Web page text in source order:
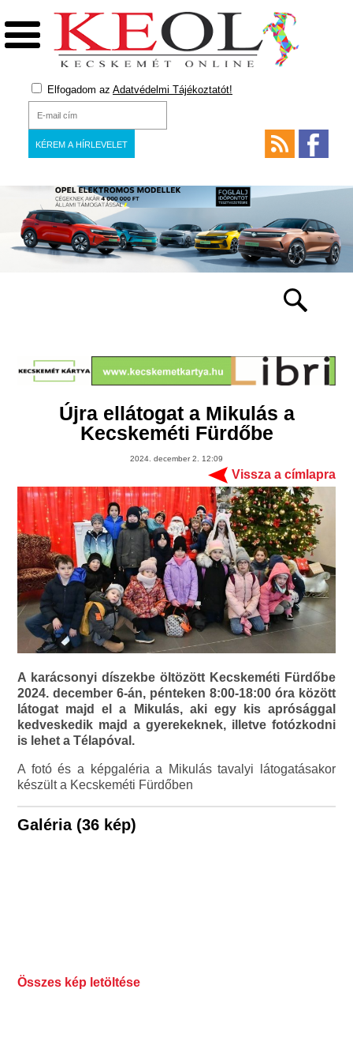
Elfogadom az Adatvédelmi Tájékoztatót!
Újra ellátogat a Mikulás a
Kecskeméti Fürdőbe
2024. december 2. 12:09
Vissza a címlapra
A karácsonyi díszekbe öltözött Kecskeméti Fürdőbe
2024. december 6-án, pénteken 8:00-18:00 óra között
látogat majd el a Mikulás, aki egy kis aprósággal
kedveskedik majd a gyerekeknek, illetve fotózkodni
is lehet a Télapóval.
A fotó és a képgaléria a Mikulás tavalyi látogatásakor
készült a Kecskeméti Fürdőben
Galéria (36 kép)
Összes kép letöltése